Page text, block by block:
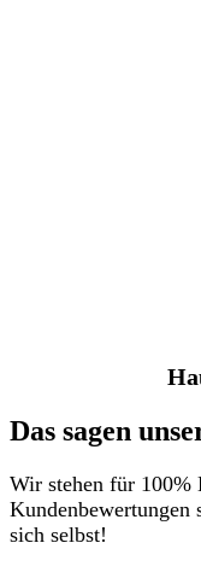
Das sagen
Wir stehen für 100%
Kundenbewertungen
sich selbst!